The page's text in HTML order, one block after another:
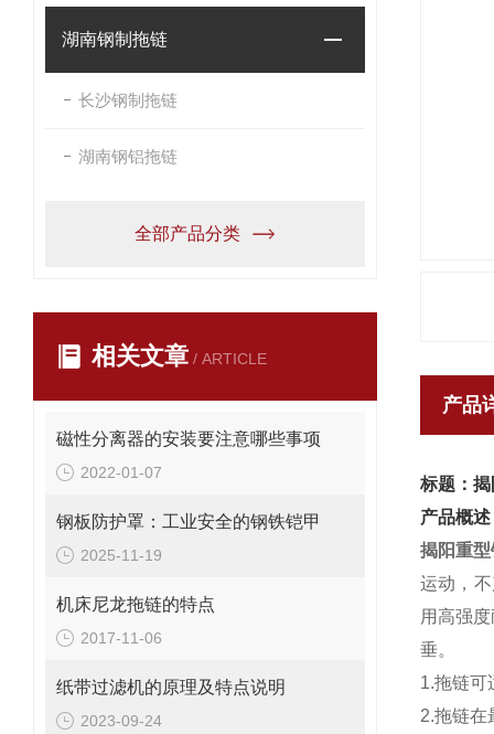
湖南钢制拖链
长沙钢制拖链
湖南钢铝拖链
全部产品分类
相关文章 / ARTICLE
磁性分离器的安装要注意哪些事项
2022-01-07
钢板防护罩：工业安全的钢铁铠甲
2025-11-19
机床尼龙拖链的特点
2017-11-06
纸带过滤机的原理及特点说明
2023-09-24
产品
标题：
产品概述
揭阳重
运动，
用高强
垂。
1.拖链可
2.拖链在